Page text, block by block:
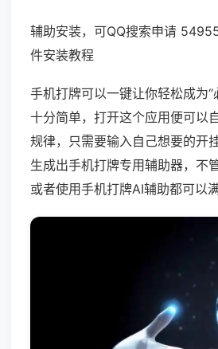
辅助安装，可QQ搜索申请
件安装教程
手机打牌可以一键让你轻松成为“
十分简单，打开这个应用便可以
规律，只需要输入自己想要的开
生成出手机打牌专用辅助器，不
或者使用手机打牌AI辅助都可以满